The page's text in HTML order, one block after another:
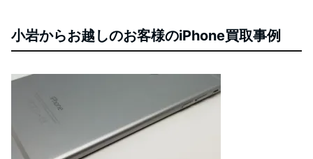
小岩からお越しのお客様のiPhone買取事例